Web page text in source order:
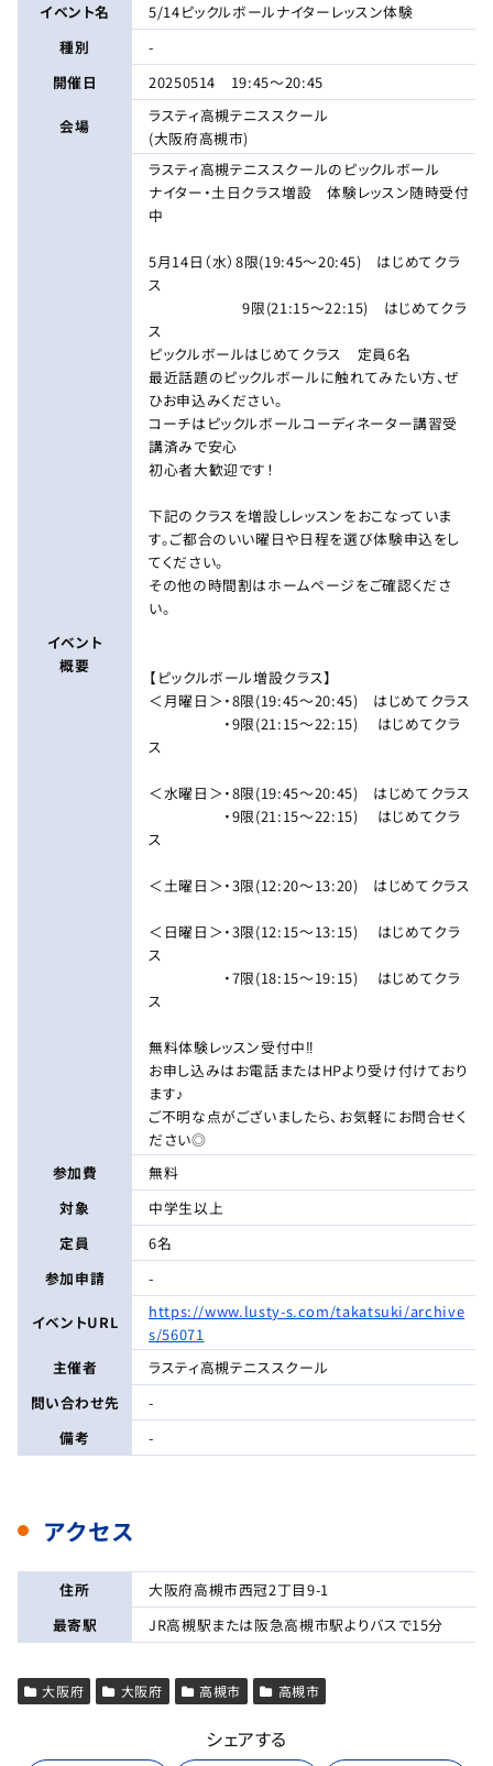
イベント名
5/14ピックルボールナイターレッスン体験
種別
-
開催日
20250514 19:45〜20:45
会場
ラスティ高槻テニススクール
(大阪府高槻市)
イベント
概要
ラスティ高槻テニススクールのピックルボール
ナイター・土日クラス増設 体験レッスン随時受付
中
5月14日（水）8限(19:45～20:45) はじめてクラ
ス
9限(21:15～22:15) はじめてクラ
ス
ピックルボールはじめてクラス 定員6名
最近話題のピックルボールに触れてみたい方、ぜ
ひお申込みください。
コーチはピックルボールコーディネーター講習受
講済みで安心
初心者大歓迎です！
下記のクラスを増設しレッスンをおこなっていま
す。ご都合のいい曜日や日程を選び体験申込をし
てください。
その他の時間割はホームページをご確認くださ
い。
【ピックルボール増設クラス】
＜月曜日＞・8限(19:45～20:45) はじめてクラス
・9限(21:15～22:15) はじめてクラ
ス
＜水曜日＞・8限(19:45～20:45) はじめてクラス
・9限(21:15～22:15) はじめてクラ
ス
＜土曜日＞・3限(12:20～13:20) はじめてクラス
＜日曜日＞・3限(12:15～13:15) はじめてクラ
ス
・7限(18:15～19:15) はじめてクラ
ス
無料体験レッスン受付中‼
お申し込みはお電話またはHPより受け付けており
ます♪
ご不明な点がございましたら、お気軽にお問合せく
ださい◎
参加費
無料
対象
中学生以上
定員
6名
参加申請
-
イベントURL
https://www.lusty-s.com/takatsuki/archive
s/56071
主催者
ラスティ高槻テニススクール
問い合わせ先
-
備考
-
アクセス
住所
大阪府高槻市西冠2丁目9-1
最寄駅
JR高槻駅または阪急高槻市駅よりバスで15分
大阪府 大阪府 高槻市 高槻市
シェアする